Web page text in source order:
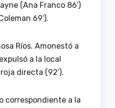
(Ana Franco 86′)
69′).
Ríos. Amonestó a
a la local
directa (92′).
correspondiente a la